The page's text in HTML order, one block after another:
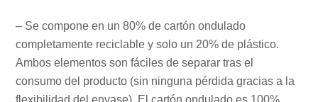
– Se compone en un 80% de cartón ondulado
completamente reciclable y solo un 20% de plástico.
Ambos elementos son fáciles de separar tras el
consumo del producto (sin ninguna pérdida gracias a la